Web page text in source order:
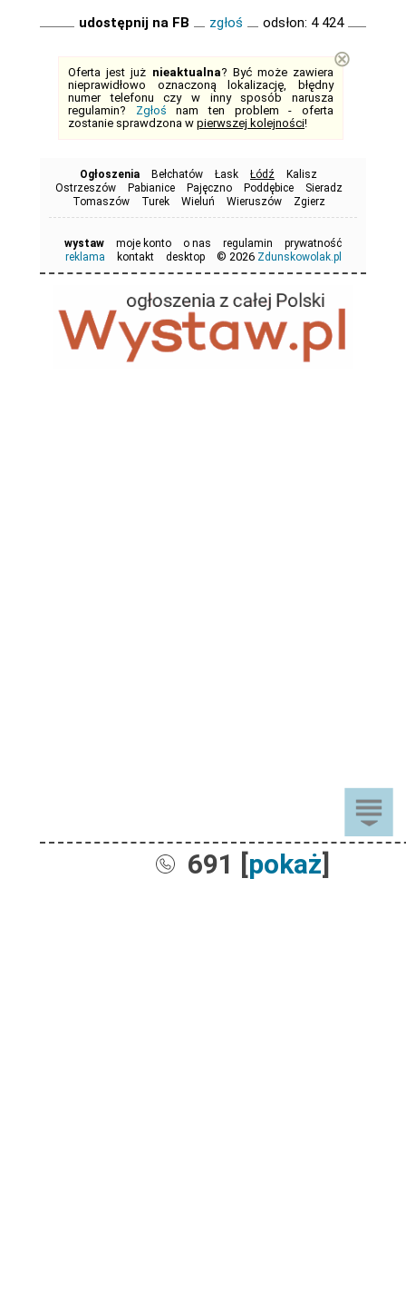
691 [pokaż]
udostępnij na FB zgłoś odsłon: 4 424
Oferta jest już nieaktualna? Być może zawiera
nieprawidłowo oznaczoną lokalizację, błędny
numer telefonu czy w inny sposób narusza
regulamin? Zgłoś nam ten problem - oferta
zostanie sprawdzona w pierwszej kolejności!
⊗
Ogłoszenia Bełchatów Łask Łódź
Kalisz
Ostrzeszów
Pabianice Pajęczno Poddębice
Sieradz
Tomaszów
Turek Wieluń Wieruszów Zgierz
wystaw moje konto o nas regulamin
prywatność
reklama
kontakt desktop © 2026 Zdunskowolak.pl